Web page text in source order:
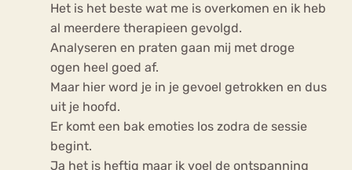
Het is het beste wat me is overkomen en ik heb
al meerdere therapieen gevolgd.
Analyseren en praten gaan mij met droge
ogen heel goed af.
Maar hier word je in je gevoel getrokken en dus
uit je hoofd.
Er komt een bak emoties los zodra de sessie
begint.
Ja het is heftig maar ik voel de ontspanning